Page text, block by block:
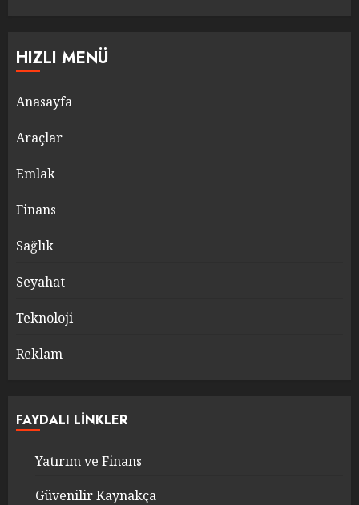
HIZLI MENÜ
Anasayfa
Araçlar
Emlak
Finans
Sağlık
Seyahat
Teknoloji
Reklam
FAYDALI LINKLER
Yatırım ve Finans
Güvenilir Kaynakça